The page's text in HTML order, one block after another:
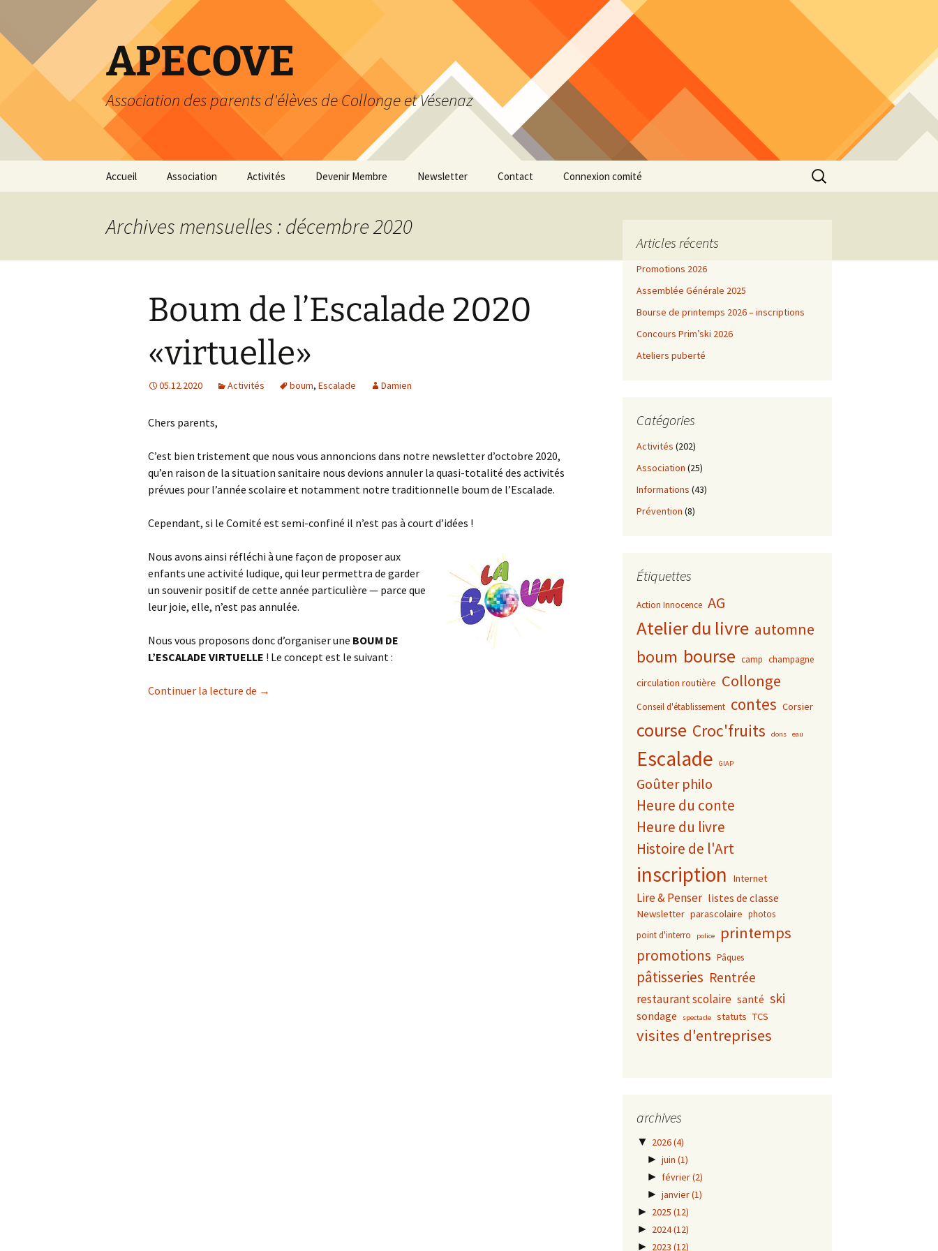
contenu
APECOVE
Association des parents d'élèves de Collonge et Vésenaz
Accueil Association
Dons
Liens utiles
Activités
Loisirs
Devenir Membre
personnelles
Newsletter Contact Connexion comité
Rechercher :
Archives mensuelles : décembre 2020
Boum de l’Escalade 2020
«virtuelle»
05.12.2020 Activités boum, Escalade Damien
Chers parents,
C’est bien tristement que nous vous annoncions dans notre newsletter d’octobre 2020,
qu’en raison de la situation sanitaire nous devions annuler la quasi-totalité des activités
prévues pour l’année scolaire et notamment notre traditionnelle boum de l’Escalade.
Cependant, si le Comité est semi-confiné il n’est pas à court d’idées !
Nous avons ainsi réfléchi à une façon de proposer aux
enfants une activité ludique, qui leur permettra de garder
un souvenir positif de cette année particulière — parce que
leur joie, elle, n’est pas annulée.
Nous vous proposons donc d’organiser une BOUM DE
L’ESCALADE VIRTUELLE ! Le concept est le suivant :
Continuer la lecture de Boum de l’Escalade 2020 «virtuelle»
→
Articles récents
Promotions 2026
Assemblée Générale 2025
Bourse de printemps 2026 – inscriptions
Concours Prim’ski 2026
Ateliers puberté
Catégories
Activités (202)
Association (25)
Informations (43)
Prévention (8)
Étiquettes
Action Innocence AG
Atelier du livre automne
boum bourse camp champagne
circulation routière Collonge
Conseil d'établissement contes Corsier
course Croc'fruits dons eau
Escalade GIAP
Goûter philo
Heure du conte
Heure du livre
Histoire de l'Art
inscription Internet
Lire & Penser listes de classe
Newsletter parascolaire photos
point d'interro
police printemps
promotions Pâques
pâtisseries Rentrée
restaurant scolaire santé ski
sondage spectacle statuts TCS
visites d'entreprises
archives
▼ 2026(4)
► juin (1)
► février(2)
► janvier(1)
► 2025 (12)
► 2024(12)
► 2023 (12)